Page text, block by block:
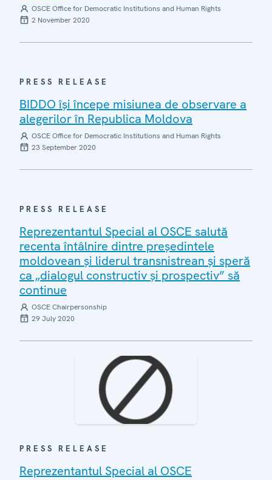
OSCE Office for Democratic Institutions and Human Rights
2 November 2020
PRESS RELEASE
BIDDO își începe misiunea de observare a
alegerilor în Republica Moldova
OSCE Office for Democratic Institutions and Human Rights
23 September 2020
PRESS RELEASE
Reprezentantul Special al OSCE salută
recenta întâlnire dintre președintele
moldovean și liderul transnistrean și speră
ca „dialogul constructiv și prospectiv” să
continue
OSCE Chairpersonship
29 July 2020
PRESS RELEASE
Reprezentantul Special al OSCE